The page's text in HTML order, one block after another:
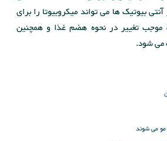
بیوتیک ها می تواند میکروبیوتا را برای
تغییر در نحوه هضم غذا و همچنین
می شود.
می شوند